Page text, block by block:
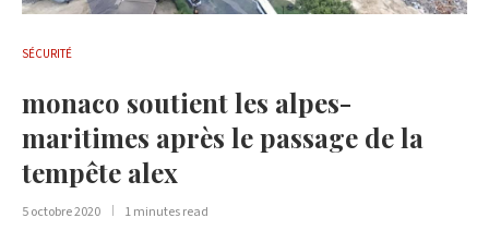
SÉCURITÉ
monaco soutient les alpes-
maritimes après le passage de la
tempête alex
5 octobre 2020 1 minutes read